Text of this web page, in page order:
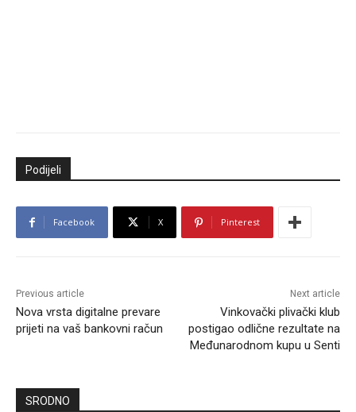
Podijeli
Facebook X Pinterest
Previous article
Nova vrsta digitalne prevare
prijeti na vaš bankovni račun
Next article
Vinkovački plivački klub
postigao odlične rezultate na
Međunarodnom kupu u Senti
SRODNO